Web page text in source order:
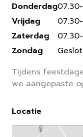
Donderdag
Vrijdag
Zaterdag
Zondag
Tijdens
we aangepaste
Locatie